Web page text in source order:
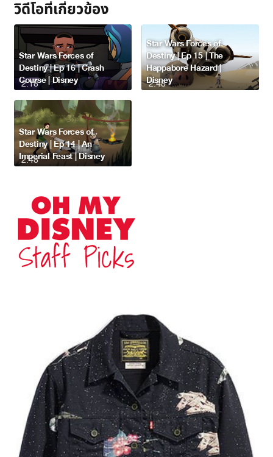
วิดีโอที่เกี่ยวข้อง
2:18
Star Wars Forces of
Destiny | Ep 16 | Crash
Course | Disney
2:48
Star Wars Forces of
Destiny | Ep 15 | The
Happabore Hazard |
Disney
2:48
Star Wars Forces of
Destiny | Ep 14 | An
Imperial Feast | Disney